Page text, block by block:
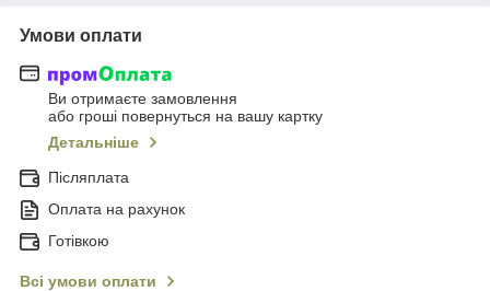
Умови оплати
Ви отримаєте замовлення
або гроші повернуться на вашу картку
Детальніше
Післяплата
Оплата на рахунок
Готівкою
Всі умови оплати